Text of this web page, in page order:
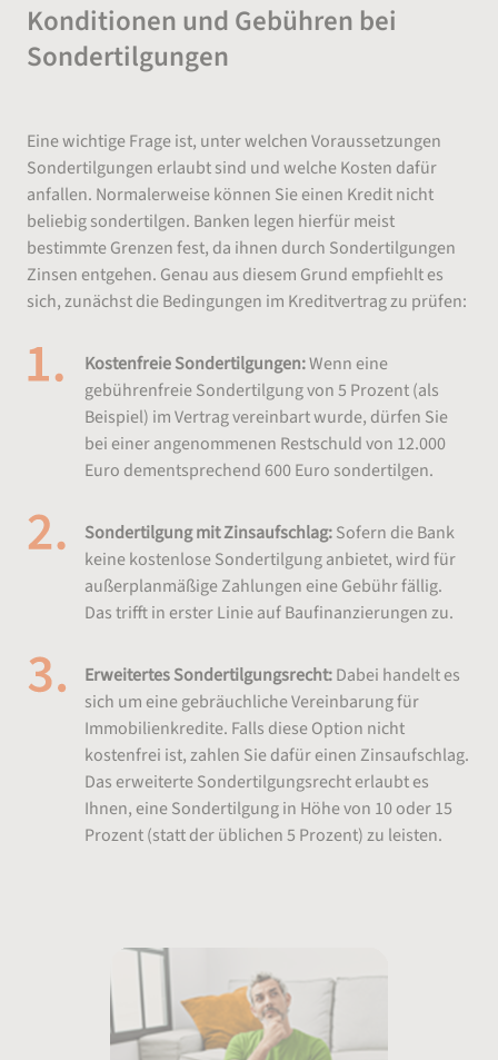
Konditionen und Gebühren bei
Sondertilgungen
Eine wichtige Frage ist, unter welchen Voraussetzungen
Sondertilgungen erlaubt sind und welche Kosten dafür
anfallen. Normalerweise können Sie einen Kredit nicht
beliebig sondertilgen. Banken legen hierfür meist
bestimmte Grenzen fest, da ihnen durch Sondertilgungen
Zinsen entgehen. Genau aus diesem Grund empfiehlt es
sich, zunächst die Bedingungen im Kreditvertrag zu prüfen:
Kostenfreie Sondertilgungen:Wenn eine
gebührenfreie Sondertilgung von 5 Prozent (als
Beispiel) im Vertrag vereinbart wurde, dürfen Sie
bei einer angenommenen Restschuld von 12.000
Euro dementsprechend 600 Euro sondertilgen.
Sondertilgung mit Zinsaufschlag:Sofern die Bank
keine kostenlose Sondertilgung anbietet, wird für
außerplanmäßige Zahlungen eine Gebühr fällig.
Das trifft in erster Linie auf Baufinanzierungen zu.
Erweitertes Sondertilgungsrecht:Dabei handelt es
sich um eine gebräuchliche Vereinbarung für
Immobilienkredite. Falls diese Option nicht
kostenfrei ist, zahlen Sie dafür einen Zinsaufschlag.
Das erweiterte Sondertilgungsrecht erlaubt es
Ihnen, eine Sondertilgung in Höhe von 10 oder 15
Prozent (statt der üblichen 5 Prozent) zu leisten.